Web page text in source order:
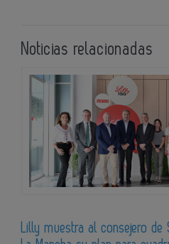
Noticias relacionadas
Lilly muestra al consejero de